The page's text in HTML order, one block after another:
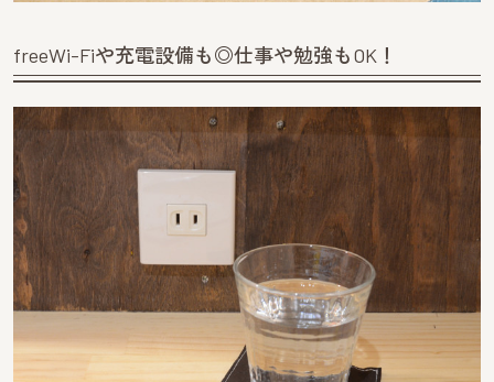
freeWi-Fiや充電設備も◎仕事や勉強もOK！